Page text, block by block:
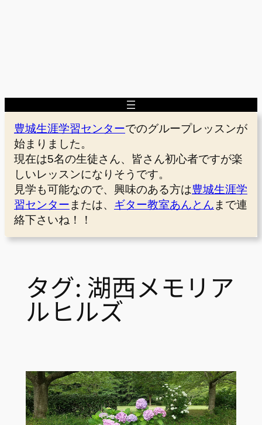
豊城生涯学習センターでのグループレッスンが
始まりました。
現在は5名の生徒さん、皆さん初心者ですが楽
しいレッスンになりそうです。
見学も可能なので、興味のある方は豊城生涯学
習センター または、 ギター教室あんとん まで連
絡下さいね！！
タグ: 湖西メモリア
ルヒルズ